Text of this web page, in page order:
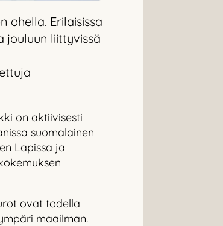
ohella. Erilaisissa
jouluun liittyvissä
on aktiivisesti
suomalainen
Lapissa ja
ovat todella
maailman.